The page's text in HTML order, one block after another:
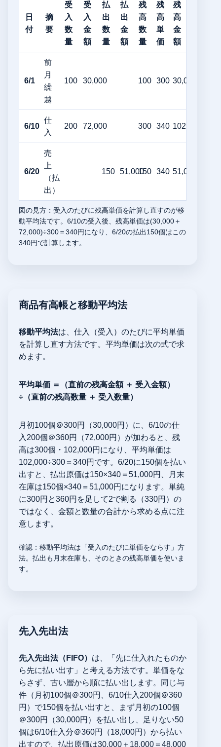
日
付
摘
要
受
入
数
量
受
入
金
額
払
出
数
量
払
出
金
額
残
高
数
量
残
高
単
価
残
高
金
額
6/1
前
月
繰
越
100 30,000 100 300 30,000
6/10
仕
入
200 72,000 300 340 102,000
6/20
売
上
（払
出）
150 51,000150 340 51,000
図の見方：受入のたびに残高単価を計算し直すのが移
動平均法です。6/10の受入後、残高単価は(30,000＋
72,000)÷300＝340円になり、6/20の払出150個はこの
340円で計算します。
商品有高帳と移動平均法
移動平均法は、仕入（受入）のたびに平均単価
を計算し直す方法です。平均単価は次の式で求
めます。
平均単価 ＝（直前の残高金額 ＋ 受入金額）
÷（直前の残高数量 ＋ 受入数量）
月初100個＠300円（30,000円）に、6/10の仕
入200個＠360円（72,000円）が加わると、残
高は300個・102,000円になり、平均単価は
102,000÷300＝340円です。6/20に150個を払い
出すと、払出原価は150×340＝51,000円、月末
在庫は150個×340＝51,000円になります。単純
に300円と360円を足して2で割る（330円）の
ではなく、金額と数量の合計から求める点に注
意します。
確認：移動平均法は「受入のたびに単価をならす」方
法。払出も月末在庫も、そのときの残高単価を使いま
す。
先入先出法
先入先出法（FIFO） は、「先に仕入れたものか
ら先に払い出す」と考える方法です。単価をな
らさず、古い層から順に払い出します。同じ与
件（月初100個＠300円、6/10仕入200個＠360
円）で150個を払い出すと、まず月初の100個
＠300円（30,000円）を払い出し、足りない50
個は6/10仕入分＠360円（18,000円）から払い
出すので、払出原価は30,000＋18,000＝48,000